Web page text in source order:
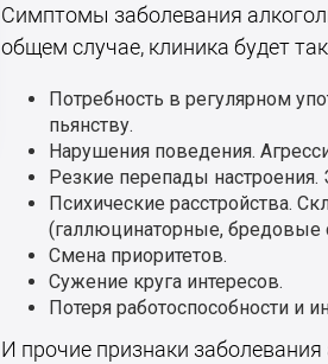
Симптомы заболевания
общем случае, клиника будет
Потребность в регулярном
пьянству.
Нарушения поведения.
Резкие перепады
Психические расстройства.
(галлюцинаторные, бредовые
Смена приоритетов.
Сужение круга интересов.
Потеря работоспособности и
И прочие признаки